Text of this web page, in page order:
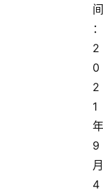
间
：
2
0
2
1
年
9
月
4